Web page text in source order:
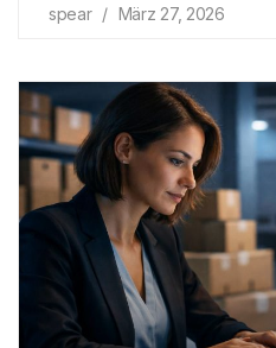
spear März 27, 2026